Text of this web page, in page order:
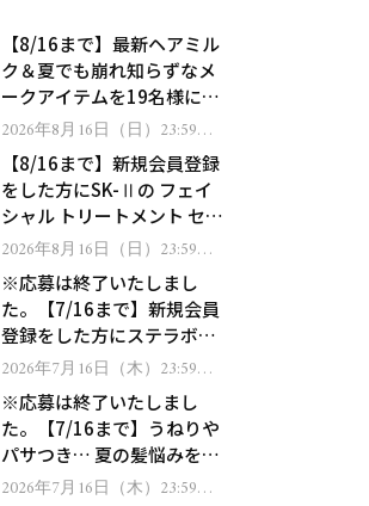
処！
【8/16まで】最新ヘアミル
ク＆夏でも崩れ知らずなメ
ークアイテムを19名様にプ
レゼント！
2026年8月16日（日）23:59ま
で【8/16まで】新規会員登録
をした方にSK-Ⅱの フェイ
シャル トリートメント セラ
ムをプレゼント！
2026年8月16日（日）23:59ま
※応募は終了いたしまし
た。【7/16まで】新規会員
登録をした方にステラボー
テのシャインリバース ヘア
ゼント！
2026年7月16日（木）23:59ま
※応募は終了いたしまし
た。【7/16まで】うねりや
パサつき… 夏の髪悩みを解
消するヘアケアアイテムを
2026年7月16日（木）23:59ま